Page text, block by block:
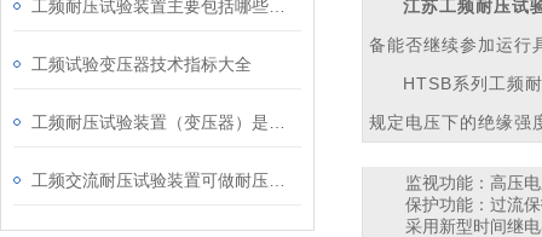
工频试验变压器技术指标大全
江苏工频耐压试
备能否继续参加运行
HTSB系列工频
规定电压下的绝缘强
监视功能：高压
保护功能：过流
采用新型时间继